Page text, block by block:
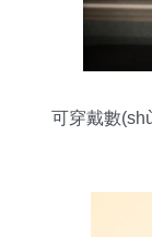
可穿戴數